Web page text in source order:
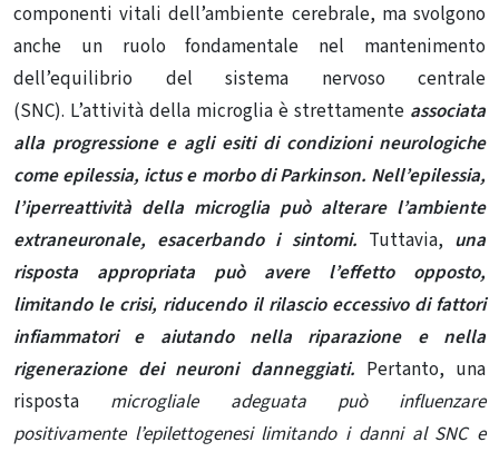
componenti vitali dell’ambiente cerebrale, ma svolgono
anche un ruolo fondamentale nel mantenimento
dell’equilibrio del sistema nervoso centrale
(SNC). L’attività della microglia è strettamente associata
alla progressione e agli esiti di condizioni neurologiche
come epilessia, ictus e morbo di Parkinson. Nell’epilessia,
l’iperreattività della microglia può alterare l’ambiente
extraneuronale, esacerbando i sintomi. Tuttavia, una
risposta appropriata può avere l’effetto opposto,
limitando le crisi, riducendo il rilascio eccessivo di fattori
infiammatori e aiutando nella riparazione e nella
rigenerazione dei neuroni danneggiati. Pertanto, una
risposta microgliale adeguata può influenzare
positivamente l’epilettogenesi limitando i danni al SNC e